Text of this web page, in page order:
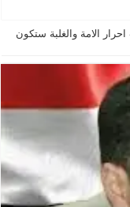
الامة والغلبة ستكون